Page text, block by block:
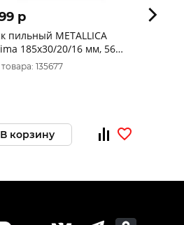
p
пильный METALLICA
185x30/20/16 мм, 56
Т=2,2 мм по ламинату,
135677
В корзину
1